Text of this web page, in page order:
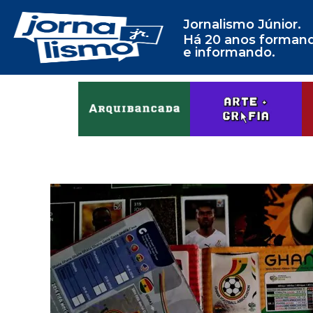
Jornalismo Júnior.
Há 20 anos
e informando.